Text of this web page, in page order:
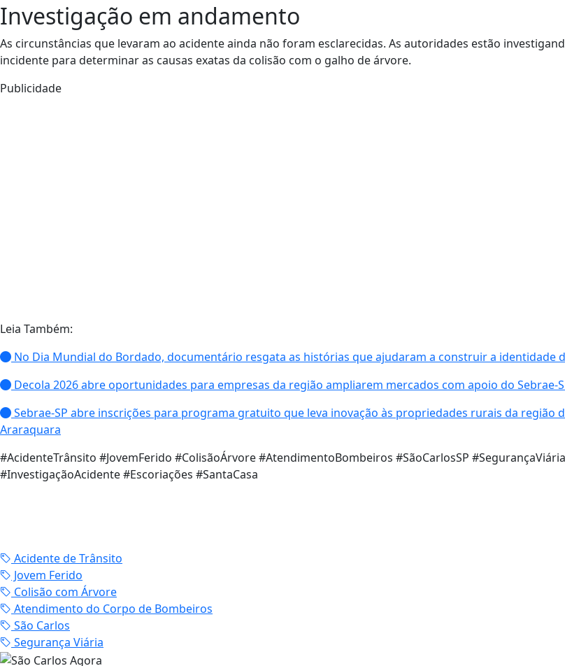
Investigação em andamento
As circunstâncias que levaram ao acidente ainda não foram esclarecidas. As autoridades estão
incidente para determinar as causas exatas da colisão com o galho de árvore.
Publicidade
Leia Também:
No Dia Mundial do Bordado, documentário resgata as histórias que ajudaram a construir a identidade
Decola 2026 abre oportunidades para empresas da região ampliarem mercados com apoio do Sebrae-
Sebrae-SP abre inscrições para programa gratuito que leva inovação às propriedades rurais da região
Araraquara
#AcidenteTrânsito #JovemFerido #ColisãoÁrvore #AtendimentoBombeiros #SãoCarlosSP #SegurançaViária
#InvestigaçãoAcidente #Escoriações #SantaCasa
Acidente de Trânsito
Jovem Ferido
Colisão com Árvore
Atendimento do Corpo de Bombeiros
São Carlos
Segurança Viária